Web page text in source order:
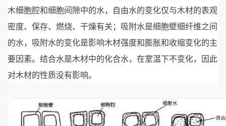
木细胞腔和细胞间隙中的水，自由水的变化仅与木材的表观
密度、保存、燃烧、干燥有关；吸附水是细胞壁细纤维之间
的水，吸附水的变化是影响木材强度和膨胀和收缩变化的主
要因素。结合水是木材中的化合水，在室温下不变化，因此
对木材的性质没有影响。